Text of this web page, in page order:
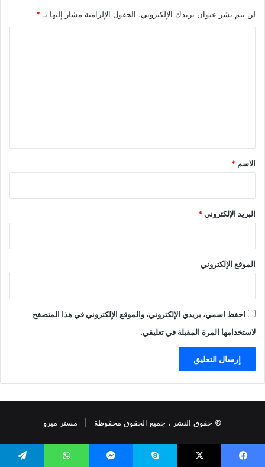
لن يتم نشر عنوان بريدك الإلكتروني. الحقول الإلزامية مشار إليها بـ*
*
الاسم *
البريد الإلكتروني*
الموقع الإلكتروني
احفظ اسمي، بريدي الإلكتروني، والموقع الإلكتروني في هذا المتصفح
لاستخدامها المرة المقبلة في تعليقي.
© حقوق النشر ، جميع الحقوق محفوظة | مستر ميرو